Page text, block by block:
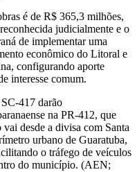
é de R$ 365,3 milhões,
judicialmente e o
de implementar uma
econômico do Litoral e
configurando aporte
interesse comum.
417 darão
na PR-412, que
desde a divisa com Santa
urbano de Guaratuba,
o tráfego de veículos
do município. (AEN;